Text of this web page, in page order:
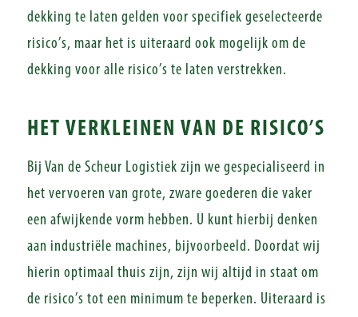
dekking te laten gelden voor specifiek geselecteerde
risico’s, maar het is uiteraard ook mogelijk om de
dekking voor alle risico’s te laten verstrekken.
HET VERKLEINEN VAN DE RISICO’S
Bij Van de Scheur Logistiek zijn we gespecialiseerd in
het vervoeren van grote, zware goederen die vaker
een afwijkende vorm hebben. U kunt hierbij denken
aan industriële machines, bijvoorbeeld. Doordat wij
hierin optimaal thuis zijn, zijn wij altijd in staat om
de risico’s tot een minimum te beperken. Uiteraard is